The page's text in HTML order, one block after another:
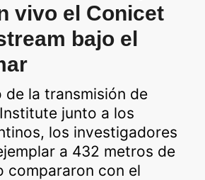
vivo el Conicet
bajo el
de la transmisión de
junto a los
los investigadores
a 432 metros de
compararon con el